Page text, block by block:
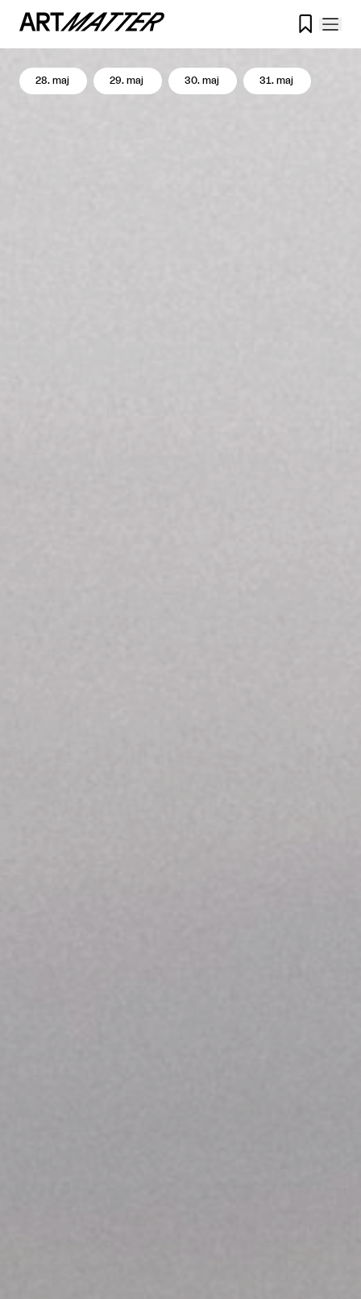

28. maj 29. maj 30. maj 31. maj